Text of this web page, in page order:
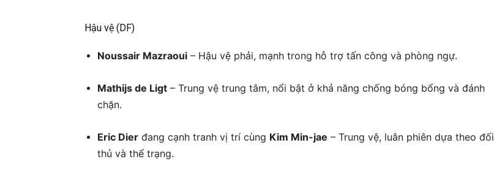
Hậu vệ (DF)
Noussair Mazraoui – Hậu vệ phải, mạnh trong hỗ trợ tấn công và phòng ngự.
Mathijs de Ligt – Trung vệ trung tâm, nổi bật ở khả năng chống bóng bổng và đánh
chặn.
Eric Dier đang cạnh tranh vị trí cùng Kim Min-jae – Trung vệ, luân phiên dựa theo đối
thủ và thể trạng.